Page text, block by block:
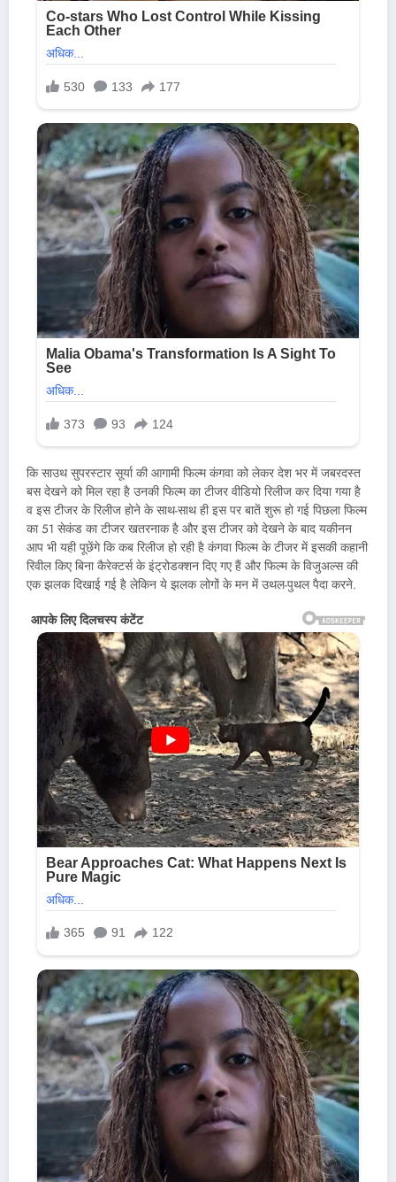
कि साउथ सुपरस्टार सूर्या की आगामी फिल्म कंगवा को लेकर देश भर में जबरदस्त
बस देखने को मिल रहा है उनकी फिल्म का टीजर वीडियो रिलीज कर दिया गया है
व इस टीजर के रिलीज होने के साथ-साथ ही इस पर बातें शुरू हो गई पिछला फिल्म
का 51 सेकंड का टीजर खतरनाक है और इस टीजर को देखने के बाद यकीनन
आप भी यही पूछेंगे कि कब रिलीज हो रही है कंगवा फिल्म के टीजर में इसकी कहानी
रिवील किए बिना कैरेक्टर्स के इंट्रोडक्शन दिए गए हैं और फिल्म के विजुअल्स की
एक झलक दिखाई गई है लेकिन ये झलक लोगों के मन में उथल-पुथल पैदा करने.